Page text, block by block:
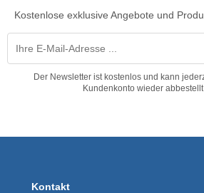
Kostenlose exklusive Angebote und
Der Newsletter ist kostenlos und kann
Kundenkonto wieder
Kontakt